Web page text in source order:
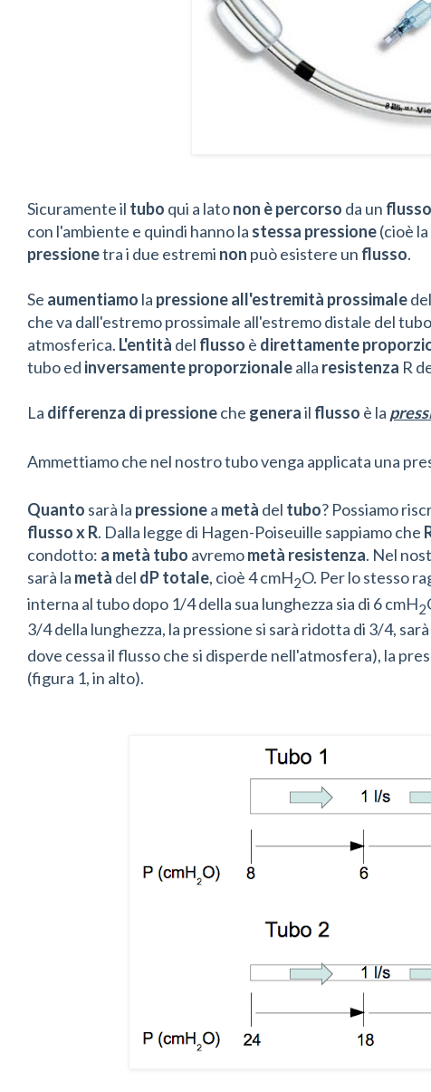
Sicuramente il tubo qui a latonon è percorso da un flusso
con l'ambiente e quindi hanno la stessa pressione(cioè
pressionetra i due estremi non può esistere un flusso.
Se aumentiamo la pressioneall'estremità prossimale
che va dall'estremo prossimale all'estremo distale del
atmosferica. L'entità del flusso è direttamente
tubo ed inversamenteproporzionalealla resistenza R
La differenza di pressioneche generail flusso è la
Ammettiamo che nel nostro tubo venga applicata una
Quanto sarà la pressionea metà del tubo? Possiamo
flusso x R. Dalla legge di Hagen-Poiseuille sappiamo che
condotto: a metà tubo avremometà resistenza. Nel
sarà la metà del dPtotale, cioè 4 cmH2O. Per lo stesso
interna al tubo dopo 1/4 della sua lunghezza sia di 6 cmH2
3/4 della lunghezza, la pressione si sarà ridotta di 3/4,
dove cessa il flusso che si disperde nell'atmosfera), la
(figura 1, in alto).